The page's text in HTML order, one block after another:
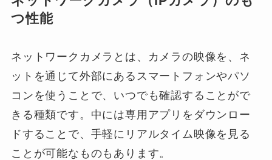
つ性能
ネットワークカメラとは、カメラの映像を、ネ
ットを通じて外部にあるスマートフォンやパソ
コンを使うことで、いつでも確認することがで
きる種類です。中には専用アプリをダウンロー
ドすることで、手軽にリアルタイム映像を見る
ことが可能なものもあります。